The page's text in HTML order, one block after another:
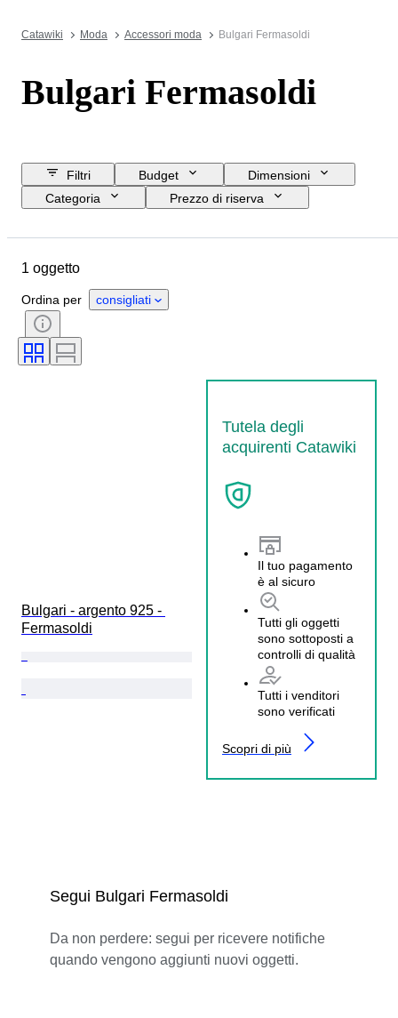
Catawiki Moda Accessori moda Bulgari Fermasoldi
Bulgari Fermasoldi
Filtri Budget
Dimensioni
Categoria
Prezzo di riserva
Paese d’origine
Condizioni
1 oggetto
Ordina per consigliati
Bulgari - argento 925 -
Fermasoldi
Tutela degli
acquirenti Catawiki
Il tuo pagamento
è al sicuro
Tutti gli oggetti
sono sottoposti a
controlli di qualità
Tutti i venditori
sono verificati
Scopri di più
Segui Bulgari Fermasoldi
Da non perdere: segui per ricevere notifiche
quando vengono aggiunti nuovi oggetti.